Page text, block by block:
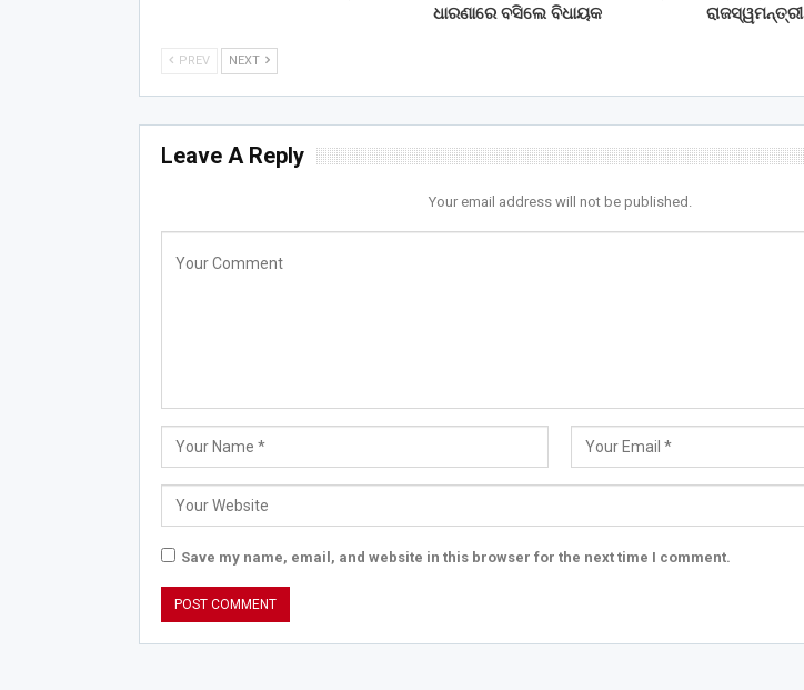
ଧାରଣାରେ ବସିଲେ ବିଧାୟକ
ରାଜସ୍ୱମନ୍ତ୍ରୀ
PREV NEXT
Leave A Reply
Your email address will not be published.
Save my name, email, and website in this browser for the next time I comment.